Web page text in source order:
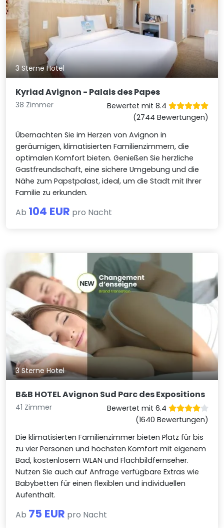
3 Sterne Hotel
Kyriad Avignon - Palais des Papes
38 Zimmer
Bewertet mit 8.4
(2744 Bewertungen)
Übernachten Sie im Herzen von Avignon in
geräumigen, klimatisierten Familienzimmern, die
optimalen Komfort bieten. Genießen Sie herzliche
Gastfreundschaft, eine sichere Umgebung und die
Nähe zum Papstpalast, ideal, um die Stadt mit Ihrer
Familie zu erkunden.
Ab 104 EUR pro Nacht
3 Sterne Hotel
B&B HOTEL Avignon Sud Parc des Expositions
41 Zimmer
Bewertet mit 6.4
(1640 Bewertungen)
Die klimatisierten Familienzimmer bieten Platz für bis
zu vier Personen und höchsten Komfort mit eigenem
Bad, kostenlosem WLAN und Flachbildfernseher.
Nutzen Sie auch auf Anfrage verfügbare Extras wie
Babybetten für einen flexiblen und individuellen
Aufenthalt.
Ab 75 EUR pro Nacht